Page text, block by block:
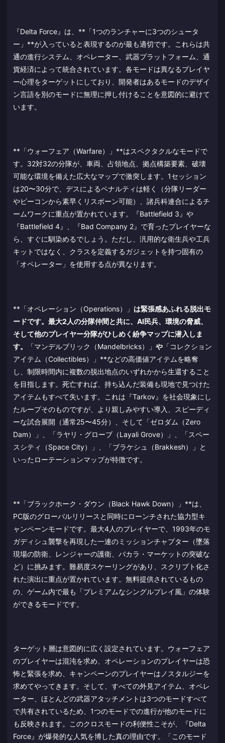
『Delta Force』は、**「1つのランチャーに3つのシュータ
ー」**が入っていると表現するのが最も適切です。これらは共
通の進行システム、オペレーター、武器プラットフォーム、通
貨経済によって統合されています。各モードは異なるプレイヤ
ー心理をターゲットにしており、開発者はあるモードのデザイ
ン言語を別のモードに無理に押し付けることを意図的に避けて
います。
**「ウォーフェア（Warfare）」**はスペクタクルなモードで
す。32対32の分隊が、車両、占領地点、拠点構築要素、破壊
可能な環境を備えた広大なマップで激突します。1セッション
は20〜30分で、デスによるペナルティは軽く（分隊リーダー
やビーコンから素早くリスポーン可能）、諸兵科連合によるチ
ームワークに重点が置かれています。『Battlefield 3』や
『Battlefield 4』、『Bad Company 2』で育ったプレイヤーな
ら、すぐに馴染めるでしょう。ただし、汎用的な衛生兵や工兵
キットではなく、クラスを定義するガジェットを持つ固有の
「オペレーター」を使用する点が異なります。
**「オペレーション（Operations）」 は緊張感あふれる脱出モ
ードです。最大2人の分隊仲間と共に、AI民兵、環境の脅威、
そして他のプレイヤー分隊がひしめく紛争マップに潜入しま
す。
「マンデルブリック（Mandelbricks）」 や 「コレクション
アイテム（Collectibles）」**などの高価値アイテムを略奪
し、制限時間内に複数の脱出地点のいずれかから生還すること
を目指します。死亡すれば、持ち込んだ装備も現地で見つけた
アイテムもすべて失います。これは『Tarkov』を社会現象にし
たループそのものですが、より親しみやすい導入、スピーディ
ーな試合展開（通常25〜45分）、そして「ゼロダム（Zero
Dam）」、「ラヤリ・グローブ（Layali Grove）」、「スペー
スシティ（Space City）」、「ブラケシュ（Brakkesh）」と
いったローテーションマップが特徴です。
**「ブラックホーク・ダウン（Black Hawk Down）」**は、
PC版のグローバルリリースと同時にローンチされた協力型キ
ャンペーンモードです。最大4人のプレイヤーで、1993年のモ
ガディシュ襲撃を再現した一連のミッションチャプター（墜落
現場の防衛、レンジャーの護衛、バカラ・マーケットの突破な
ど）に挑みます。難易度スケーリングがあり、スクリプト化さ
れた演出に重点が置かれています。無料提供されているもの
の、ゲーム内で最も「プレミアムなシングルプレイ風」の体験
ができるモードです。
ターゲット層は意図的に広く設定されています。ウォーフェア
のプレイヤーは混沌を求め、オペレーションのプレイヤーは恐
怖と緊張を求め、キャンペーンのプレイヤーはノスタルジーを
求めてやってきます。そして、すべての外見アイテム、オペレ
ーター、ほとんどの武器アタッチメントは3つのモードすべて
で共有されているため、1つのモードでの進行が他のモードに
も反映されます。このクロスモードの利便性こそが、『Delta
Force』が爆発的な人気を博した真の理由です。「このモード